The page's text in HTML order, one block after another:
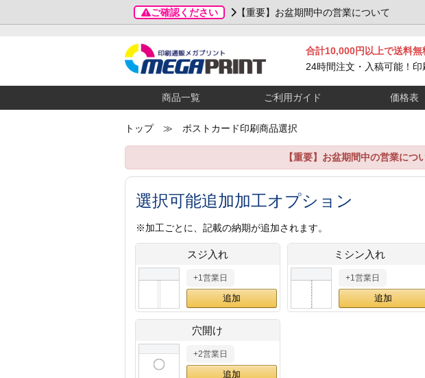
ご確認ください 【重要】お盆期間中の営業について
合計10,000円以上で送料
24時間注文・入稿可能！
商品一覧 ご利用ガイド 価格表
トップ≫ ポストカード印刷商品選択
【重要】お盆期間中の営業につ
選択可能追加加工オプション
※加工ごとに、記載の納期が追加されます。
スジ入れ
+1営業日
ミシン入れ
+1営業日
穴開け
+2営業日